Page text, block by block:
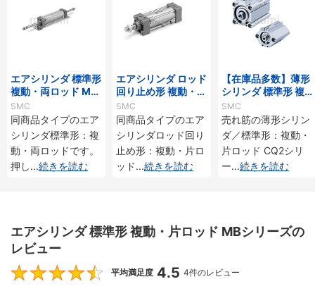
エアシリンダ 標準形
複動・両ロッド MB
Wシリーズ
SMC
同商品タイプのエア
シリンダ標準形：複
動・両ロッドです。
押し...続きを読む
エアシリンダ ロッド
回り止め形 複動・片
ロッド MBKシリー
ズ
SMC
同商品タイプのエア
シリンダロッド回り
止め形：複動・片ロ
ッド...続きを読む
【在庫品多数】薄形
シリンダ 標準形 複
動・片ロッド CQ2
シリーズ
SMC
売れ筋の薄形シリン
ダ／標準形：複動・
片ロッド CQ2シリ
ー...続きを読む
エアシリンダ 標準形 複動・片ロッド MBシリーズの
レビュー
4.5
平均満足度 4.5 4件のレビュー